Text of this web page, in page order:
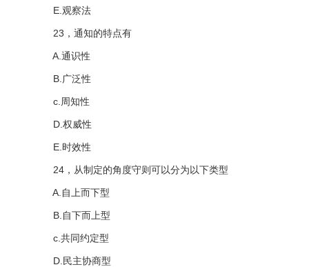
E.观察法
23，通知的特点有
A.通识性
B.广泛性
c.周知性
D.权威性
E.时效性
24，从制定的角度守则可以分为以下类型
A.自上而下型
B.自下而上型
c.共同约定型
D.民主协商型